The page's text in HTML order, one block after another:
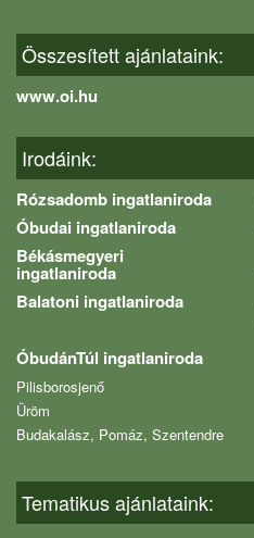
Összesített ajánlataink:
www.oi.hu
Irodáink:
Rózsadomb ingatlaniroda
Óbudai ingatlaniroda
Békásmegyeri
ingatlaniroda
Balatoni ingatlaniroda
ÓbudánTúl ingatlaniroda
Pilisborosjenő
Üröm
Budakalász, Pomáz, Szentendre
Tematikus ajánlataink: